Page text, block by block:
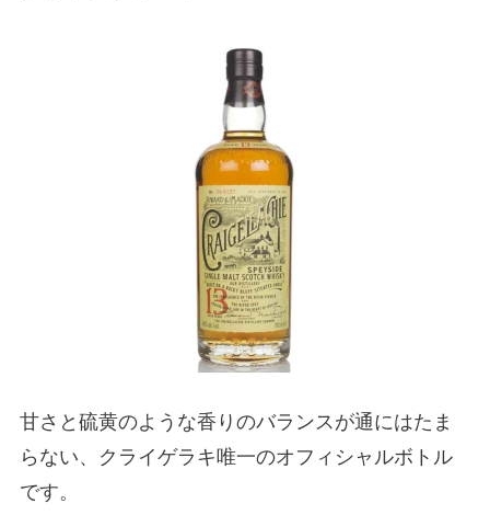
甘さと硫黄のような香りのバランスが通にはたま
らない、クライゲラキ唯一のオフィシャルボトル
です。